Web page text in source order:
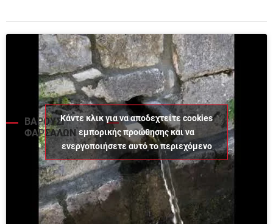
ΒΑΡΟΥΣΙ
ΦΑΡΣΑΛΩΝ
Κάντε κλικ για να αποδεχτείτε cookies
εμπορικής προώθησης και να
ενεργοποιήσετε αυτό το περιεχόμενο